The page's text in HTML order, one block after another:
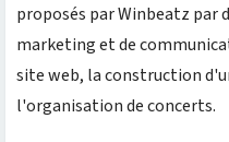
proposés par Winbeatz par
marketing et de
site web, la construction
l'organisation de concerts.